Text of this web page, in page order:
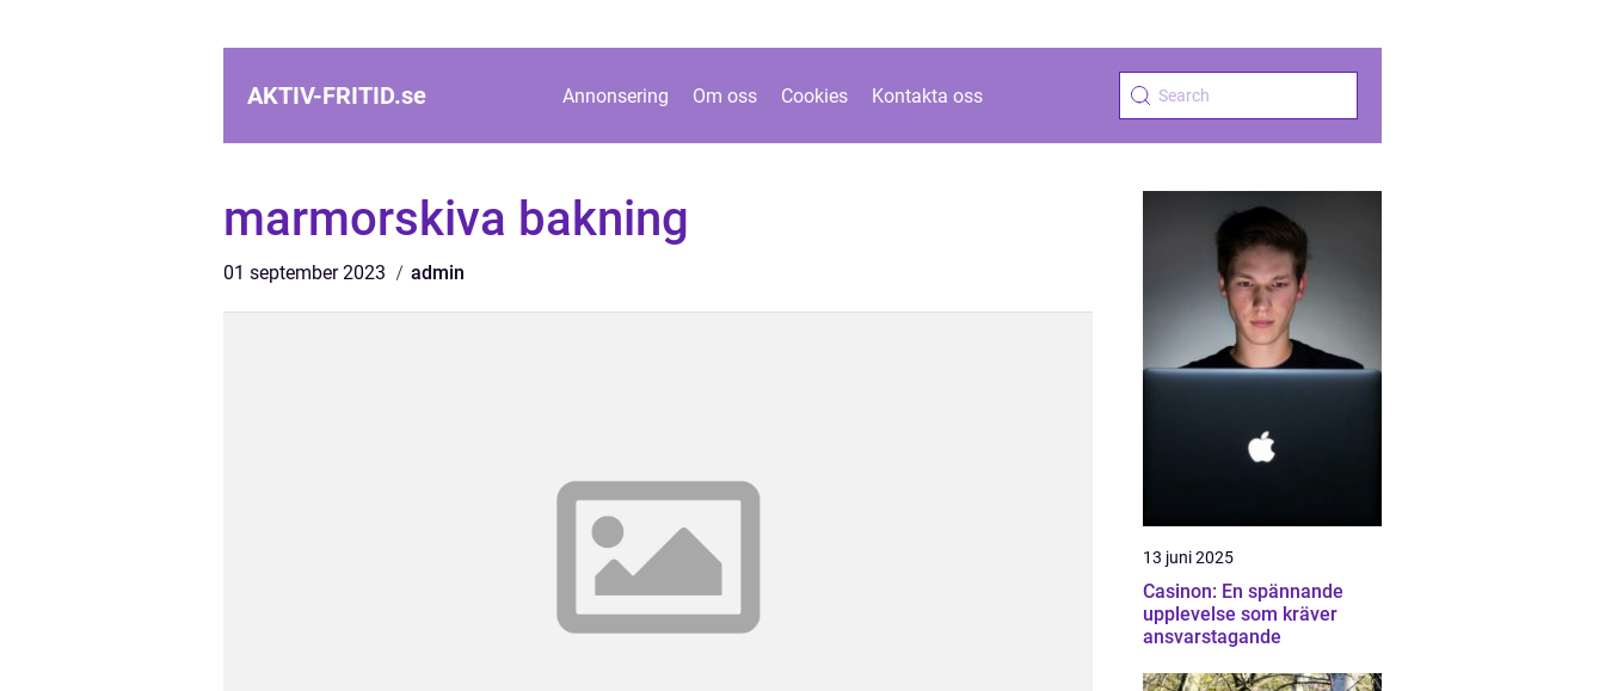
AKTIV-FRITID.se Annonsering Om oss Cookies Kontakta oss
marmorskiva bakning
01 september 2023 admin
13 juni 2025
Casinon: En spännande
upplevelse som kräver
ansvarstagande